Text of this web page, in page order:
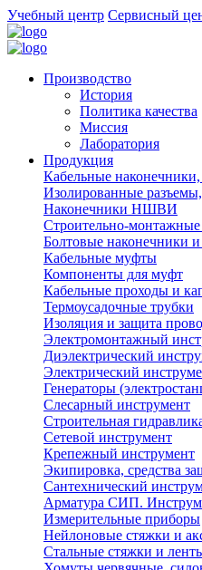
Учебный центр Сервисный
Производство
История
Политика качества
Миссия
Лаборатория
Продукция
Кабельные
Изолированные
Наконечники НШВИ
Строительно-
Болтовые наконечники
Кабельные муфты
Компоненты для муфт
Кабельные проходы и
Термоусадочные трубки
Изоляция и защита
Электромонтажный
Диэлектрический
Электрический
Генераторы
Слесарный инструмент
Строительная
Сетевой инструмент
Крепежный инструмент
Экипировка, средства
Сантехнический
Арматура СИП.
Измерительные приборы
Нейлоновые стяжки и
Стальные стяжки и